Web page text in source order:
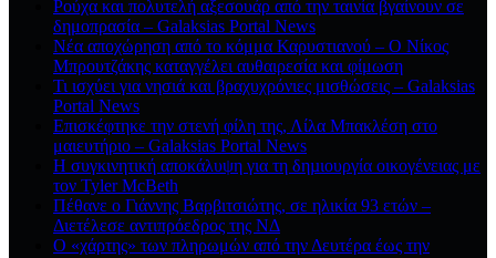
Ρούχα και πολυτελή αξεσουάρ από την ταινία βγαίνουν σε
δημοπρασία – Galaksias Portal News
Νέα αποχώρηση από το κόμμα Καρυστιανού – Ο Νίκος
Μπρουτζάκης καταγγέλει αυθαιρεσία και φίμωση
Τι ισχύει για νησιά και βραχυχρόνιες μισθώσεις – Galaksias
Portal News
Επισκέφτηκε την στενή φίλη της, Λίλα Μπακλέση στο
μαιευτήριο – Galaksias Portal News
Η συγκινητική αποκάλυψη για τη δηµιουργία οικογένειας με
τον Tyler McBeth
Πέθανε ο Γιάννης Βαρβιτσιώτης, σε ηλικία 93 ετών –
Διετέλεσε αντιπρόεδρος της ΝΔ
Ο «χάρτης» των πληρωμών από την Δευτέρα έως την